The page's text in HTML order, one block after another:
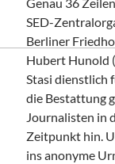
SED-
Berliner
Hubert Hunold
Stasi dienstlich
die Bestattung
Journalisten in
Zeitpunkt hin.
ins anonyme